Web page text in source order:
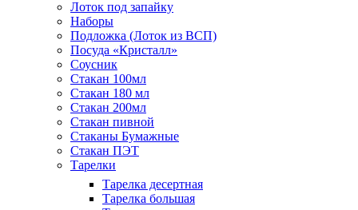
Лоток под запайку
Наборы
Подложка (Лоток из ВСП)
Посуда «Кристалл»
Соусник
Стакан 100мл
Стакан 180 мл
Стакан 200мл
Стакан пивной
Стаканы Бумажные
Стакан ПЭТ
Тарелки
Тарелка десертная
Тарелка большая